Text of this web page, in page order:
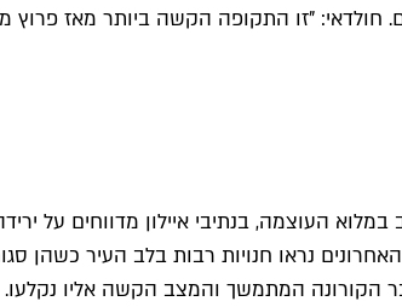
חולדאי: "זו התקופה הקשה ביותר מאז פרוץ
נראו חנויות רבות בלב העיר כשהן
הקורונה המתמשך והמצב הקשה אליו נקלעו.